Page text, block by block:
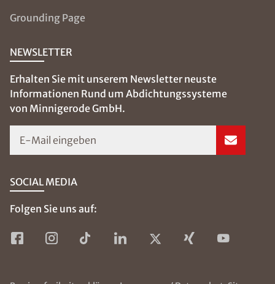
Grounding Page
NEWSLETTER
Erhalten Sie mit unserem Newsletter neuste
Informationen Rund um Abdichtungssysteme
von Minnigerode GmbH.
E-Mail eingeben
SOCIAL MEDIA
Folgen Sie uns auf: